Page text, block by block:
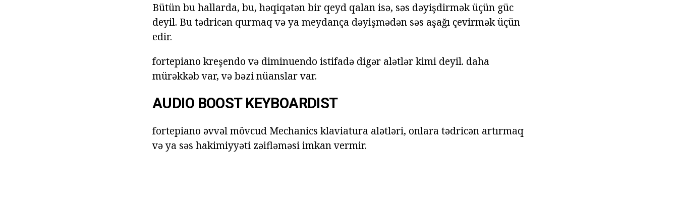
Bütün bu hallarda, bu, həqiqətən bir qeyd qalan isə, səs dəyişdirmək üçün güc
deyil. Bu tədricən qurmaq və ya meydança dəyişmədən səs aşağı çevirmək üçün
edir.
fortepiano kreşendo və diminuendo istifadə digər alətlər kimi deyil. daha
mürəkkəb var, və bəzi nüanslar var.
AUDIO BOOST KEYBOARDIST
fortepiano əvvəl mövcud Mechanics klaviatura alətləri, onlara tədricən artırmaq
və ya səs hakimiyyəti zəifləməsi imkan vermir.